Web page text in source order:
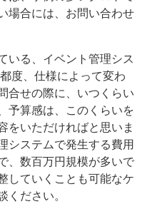
場合には、お問い合わせ
いる、イベント管理シス
度、仕様によって変わ
合せの際に、いつくらい
予算感は、このくらいを
をいただければと思いま
システムで発生する費用
、数百万円規模が多いで
していくことも可能なケ
ださい。